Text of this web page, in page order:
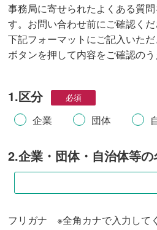
事務局に寄せられたよくある質
す。お問い合わせ前にご確認くだ
下記フォーマットにご記入いただ
ボタンを押して内容をご確認のう
1.区分
企業 団体
2.企業・団体・自治体等
フリガナ ※全角カナで入力して